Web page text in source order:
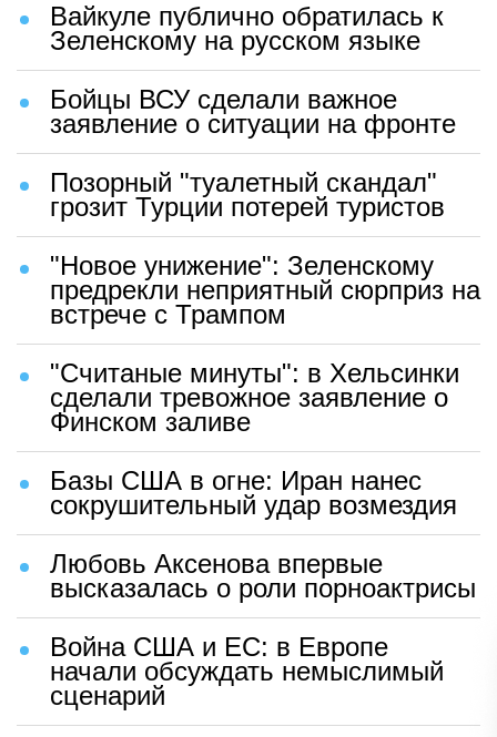
Вайкуле публично обратилась к
Зеленскому на русском языке
Бойцы ВСУ сделали важное
заявление о ситуации на фронте
Позорный "туалетный скандал"
грозит Турции потерей туристов
"Новое унижение": Зеленскому
предрекли неприятный сюрприз на
встрече с Трампом
"Считаные минуты": в Хельсинки
сделали тревожное заявление о
Финском заливе
Базы США в огне: Иран нанес
сокрушительный удар возмездия
Любовь Аксенова впервые
высказалась о роли порноактрисы
Война США и ЕС: в Европе
начали обсуждать немыслимый
сценарий